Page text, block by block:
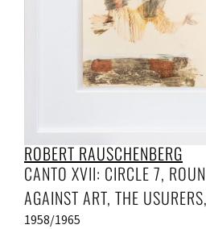
ROBERT RAUSCHENBERG
CANTO XVII: CIRCLE 7,
AGAINST ART, THE
1958/1965